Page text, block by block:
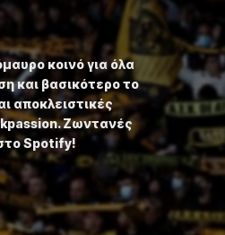
κοινό για όλα
και βασικότερο το
αποκλειστικές
Ζωντανές
Spotify!